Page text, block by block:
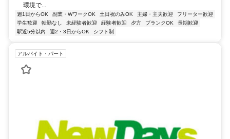
環境で...
週1日からOK 副業・WワークOK 土日祝のみOK 主婦・主夫歓迎
フリーター歓迎
学生歓迎
転勤なし 未経験者歓迎 経験者歓迎 夕方 ブランクOK
長期歓迎
駅近5分以内
週2・3日からOK シフト制
アルバイト・パート